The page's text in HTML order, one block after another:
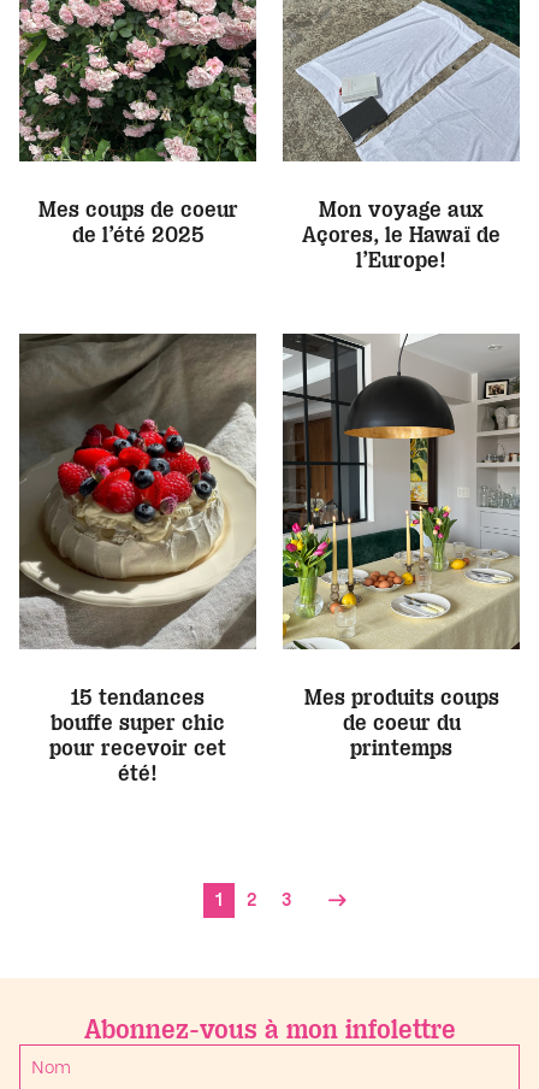
Mes coups de coeur
de l’été 2025
Mon voyage aux
Açores, le Hawaï de
l’Europe!
15 tendances
bouffe super chic
pour recevoir cet
été!
Mes produits coups
de coeur du
printemps
1 2 3
Abonnez-vous à mon infolettre